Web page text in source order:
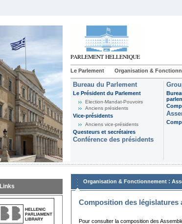
Le Parlement Organisation &
Bureau du Parlement
Le Président du Parlement
Election-Mandat-Pouvoirs
Anciens présidents
Vice-présidents
Anciens vice-présidents
Questeurs et secrétaires
Conférence des présidents
Links
Organisation & Fonctionnement :
Composition des législatures
Pour consulter la composition des